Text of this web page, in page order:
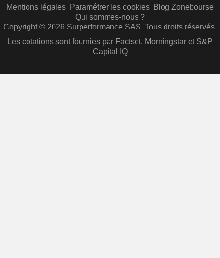
Mentions légales Paramétrer les cookies Blog Zonebourse
Qui sommes-nous ?
Copyright © 2026 Surperformance SAS. Tous droits réservés.
Les cotations sont fournies par Factset, Morningstar et S&P
Capital IQ